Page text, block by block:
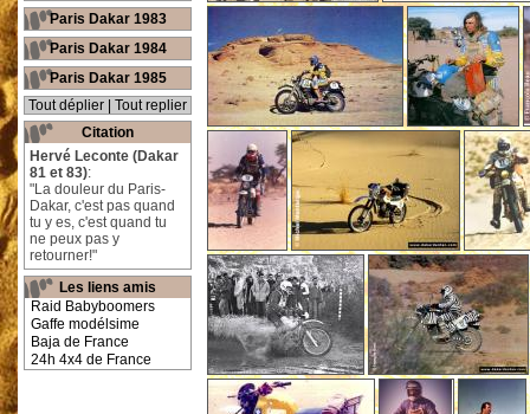
Paris Dakar 1983
Paris Dakar 1984
Paris Dakar 1985
Tout déplier
Tout replier
Citation
Hervé Leconte (Dakar
81 et 83):
"La douleur du Paris-
Dakar, c'est pas quand
tu y es, c'est quand tu
ne peux pas y
retourner!"
Les liens amis
Raid Babyboomers
Gaffe modélsime
Baja de France
24h 4x4 de France